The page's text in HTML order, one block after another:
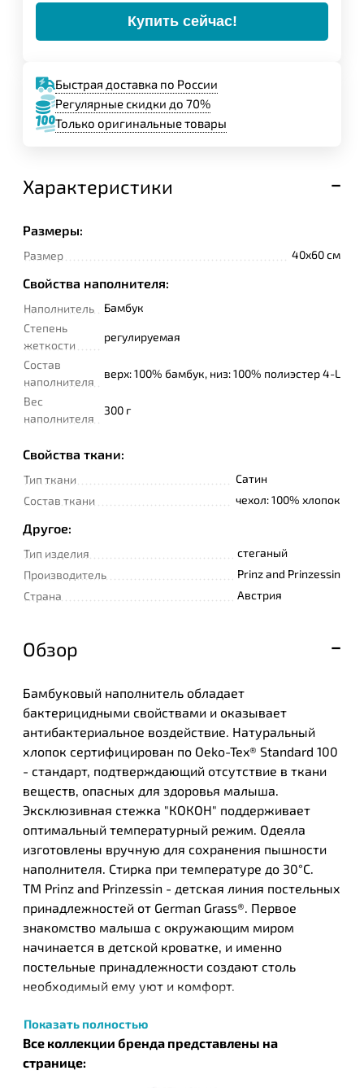
Купить сейчас!
Быстрая доставка по России
Регулярные скидки до 70%
Только оригинальные товары
Характеристики
Размеры:
Размер 40x60 см
Свойства наполнителя:
Наполнитель
Бамбук
Степень
жеткости
регулируемая
Состав
наполнителя
верх: 100% бамбук, низ: 100% полиэстер 4-L
Вес
наполнителя
300 г
Свойства ткани:
Тип ткани
Сатин
Состав ткани
чехол: 100% хлопок
Другое:
Тип изделия
стеганый
Производитель
Prinz and Prinzessin
Страна
Австрия
Обзор
Бамбуковый наполнитель обладает
бактерицидными свойствами и оказывает
антибактериальное воздействие. Натуральный
хлопок сертифицирован по Oeko-Tex® Standard 100
- стандарт, подтверждающий отсутствие в ткани
веществ, опасных для здоровья малыша.
Эксклюзивная стежка "КОКОН" поддерживает
оптимальный температурный режим. Одеяла
изготовлены вручную для сохранения пышности
наполнителя. Стирка при температуре до 30°С.
ТМ Prinz and Prinzessin - детская линия постельных
принадлежностей от German Grass®. Первое
знакомство малыша с окружающим миром
начинается в детской кроватке, и именно
постельные принадлежности создают столь
необходимый ему уют и комфорт.
Тщательный подбор изделий должен обеспечить
идеальный микроклимат в постели и
Показать полностью
Все коллекции бренда представлены на
странице: